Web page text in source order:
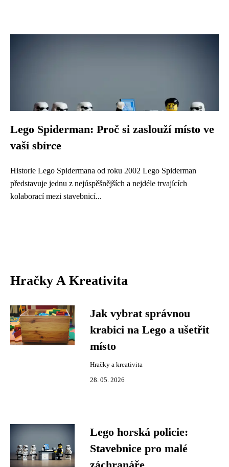
Lego Spiderman: Proč si zaslouží místo ve
vaší sbírce
Historie Lego Spidermana od roku 2002 Lego Spiderman
představuje jednu z nejúspěšnějších a nejdéle trvajících
kolaborací mezi stavebnicí...
Hračky A Kreativita
Jak vybrat správnou
krabici na Lego a ušetřit
místo
Hračky a kreativita
28. 05. 2026
Lego horská policie:
Stavebnice pro malé